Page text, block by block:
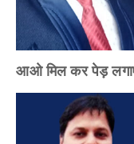
आओ मिल कर पेड़